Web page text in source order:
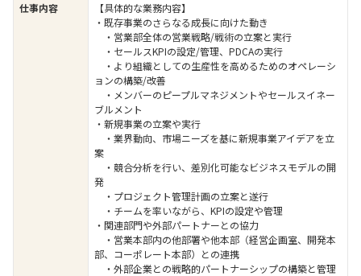
仕事内容
【具体的な業務内容】
・既存事業のさらなる成長に向けた動き
・営業部全体の営業戦略/戦術の立案と実行
・セールスKPIの設定/管理、PDCAの実行
・より組織としての生産性を高めるためのオペレーシ
ョンの構築/改善
・メンバーのピープルマネジメントやセールスイネー
ブルメント
・新規事業の立案や実行
・業界動向、市場ニーズを基に新規事業アイデアを立
案
・競合分析を行い、差別化可能なビジネスモデルの開
発
・プロジェクト管理計画の立案と遂行
・チームを率いながら、KPIの設定や管理
・関連部門や外部パートナーとの協力
・営業本部内の他部署や他本部（経営企画室、開発本
部、コーポレート本部）との連携
・外部企業との戦略的パートナーシップの構築と管理